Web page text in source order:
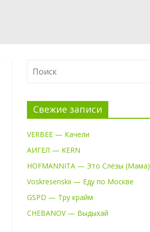
Свежие записи
VERBEE — Качели
АИГЕЛ — KERN
HOFMANNITA — Это Слёзы (Мама)
Voskresenskii — Еду по Москве
GSPD — Тру крайм
CHEBANOV — Выдыхай